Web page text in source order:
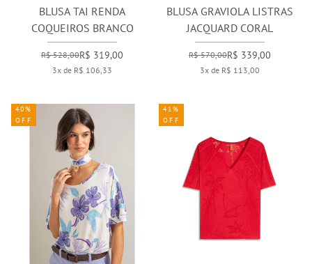
BLUSA TAI RENDA
COQUEIROS BRANCO
R$ 528,00R$ 319,00
3x de R$ 106,33
BLUSA GRAVIOLA LISTRAS
JACQUARD CORAL
R$ 570,00R$ 339,00
3x de R$ 113,00
40%
OFF
41%
OFF